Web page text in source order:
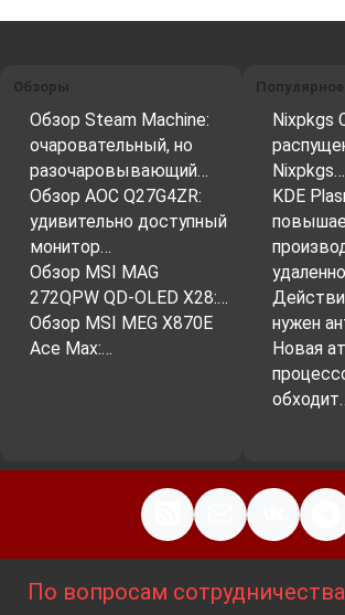
Обзоры
Обзор Steam Machine:
очаровательный, но
разочаровывающий…
Обзор AOC Q27G4ZR:
удивительно доступный
монитор…
Обзор MSI MAG
272QPW QD-OLED X28:…
Обзор MSI MEG X870E
Ace Max:…
Популярное
Nixpkgs
Nixpkgs…
KDE
нужен
Новая
По вопросам